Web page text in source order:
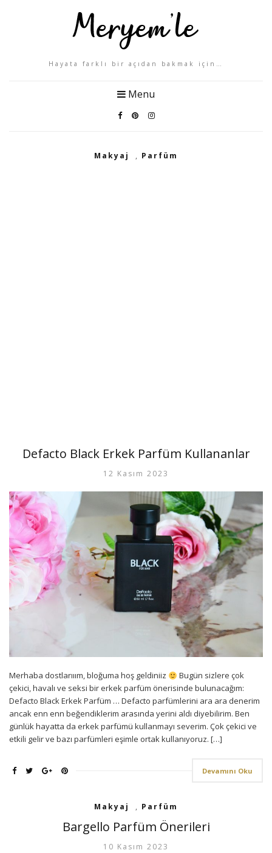
Hayata farklı bir açıdan bakmak için…
Menu
Makyaj , Parfüm
Defacto Black Erkek Parfüm Kullananlar
12 Kasım 2023
Merhaba dostlarııım, bloğuma hoş geldiniiz
Bugün sizlere çok
çekici, havalı ve seksi bir erkek parfüm önerisinde bulunacağım:
Defacto Black Erkek Parfüm … Defacto parfümlerini ara ara denerim
ancak enn enn beğendiklerim arasında yerini aldı diyebilirim. Ben
günlük hayatta da erkek parfümü kullanmayı severim. Çok çekici ve
etkili gelir ve bazı parfümleri eşimle ortak kullanıyoruz. […]
Devamını Oku
Makyaj , Parfüm
Bargello Parfüm Önerileri
10 Kasım 2023